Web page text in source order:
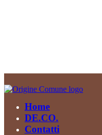
Home
DE.CO.
Contatti